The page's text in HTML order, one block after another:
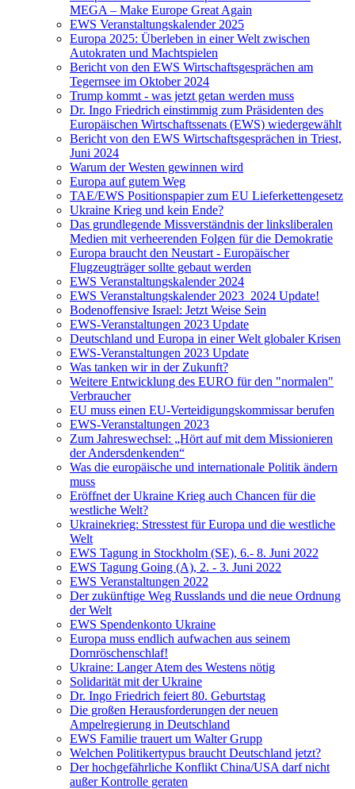
MEGA – Make Europe Great Again
EWS Veranstaltungskalender 2025
Europa 2025: Überleben in einer Welt zwischen
Autokraten und Machtspielen
Bericht von den EWS Wirtschaftsgesprächen am
Tegernsee im Oktober 2024
Trump kommt - was jetzt getan werden muss
Dr. Ingo Friedrich einstimmig zum Präsidenten des
Europäischen Wirtschaftssenats (EWS) wiedergewählt
Bericht von den EWS Wirtschaftsgesprächen in Triest,
Juni 2024
Warum der Westen gewinnen wird
Europa auf gutem Weg
TAE/EWS Positionspapier zum EU Lieferkettengesetz
Ukraine Krieg und kein Ende?
Das grundlegende Missverständnis der linksliberalen
Medien mit verheerenden Folgen für die Demokratie
Europa braucht den Neustart - Europäischer
Flugzeugträger sollte gebaut werden
EWS Veranstaltungskalender 2024
EWS Veranstaltungskalender 2023_2024 Update!
Bodenoffensive Israel: Jetzt Weise Sein
EWS-Veranstaltungen 2023 Update
Deutschland und Europa in einer Welt globaler Krisen
EWS-Veranstaltungen 2023 Update
Was tanken wir in der Zukunft?
Weitere Entwicklung des EURO für den "normalen"
Verbraucher
EU muss einen EU-Verteidigungskommissar berufen
EWS-Veranstaltungen 2023
Zum Jahreswechsel: „Hört auf mit dem Missionieren
der Andersdenkenden“
Was die europäische und internationale Politik ändern
muss
Eröffnet der Ukraine Krieg auch Chancen für die
westliche Welt?
Ukrainekrieg: Stresstest für Europa und die westliche
Welt
EWS Tagung in Stockholm (SE), 6.- 8. Juni 2022
EWS Tagung Going (A), 2. - 3. Juni 2022
EWS Veranstaltungen 2022
Der zukünftige Weg Russlands und die neue Ordnung
der Welt
EWS Spendenkonto Ukraine
Europa muss endlich aufwachen aus seinem
Dornröschenschlaf!
Ukraine: Langer Atem des Westens nötig
Solidarität mit der Ukraine
Dr. Ingo Friedrich feiert 80. Geburtstag
Die großen Herausforderungen der neuen
Ampelregierung in Deutschland
EWS Familie trauert um Walter Grupp
Welchen Politikertypus braucht Deutschland jetzt?
Der hochgefährliche Konflikt China/USA darf nicht
außer Kontrolle geraten